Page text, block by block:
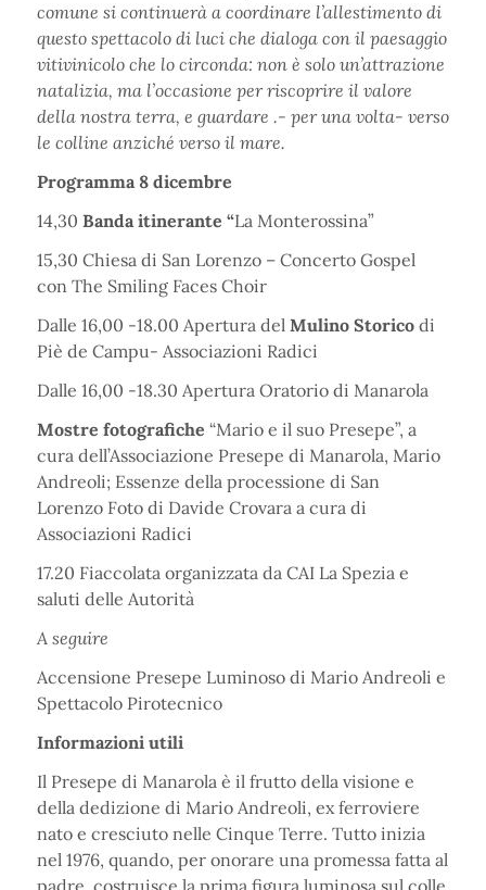
comune si continuerà a coordinare l’allestimento di
questo spettacolo di luci che dialoga con il paesaggio
vitivinicolo che lo circonda: non è solo un’attrazione
natalizia, ma l’occasione per riscoprire il valore
della nostra terra, e guardare .- per una volta- verso
le colline anziché verso il mare.
Programma 8 dicembre
14,30 Banda itinerante “La Monterossina”
15,30 Chiesa di San Lorenzo – Concerto Gospel
con The Smiling Faces Choir
Dalle 16,00 -18.00 Apertura del Mulino Storico di
Piè de Campu- Associazioni Radici
Dalle 16,00 -18.30 Apertura Oratorio di Manarola
Mostre fotografiche “Mario e il suo Presepe”, a
cura dell’Associazione Presepe di Manarola, Mario
Andreoli; Essenze della processione di San
Lorenzo Foto di Davide Crovara a cura di
Associazioni Radici
17.20 Fiaccolata organizzata da CAI La Spezia e
saluti delle Autorità
A seguire
Accensione Presepe Luminoso di Mario Andreoli e
Spettacolo Pirotecnico
Informazioni utili
Il Presepe di Manarola è il frutto della visione e
della dedizione di Mario Andreoli, ex ferroviere
nato e cresciuto nelle Cinque Terre. Tutto inizia
nel 1976, quando, per onorare una promessa fatta al